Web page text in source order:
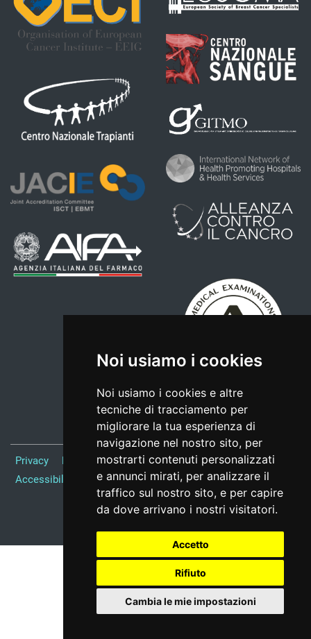
Noi usiamo i cookies
Noi usiamo i cookies e altre
tecniche di tracciamento per
migliorare la tua esperienza di
navigazione nel nostro sito, per
mostrarti contenuti personalizzati
e annunci mirati, per analizzare il
traffico sul nostro sito, e per capire
da dove arrivano i nostri visitatori.
Accetto
Rifiuto
Cambia le mie impostazioni
Privacy Note Legali Responsabile del sito
Credits
Accessibilità
Preferenze cookie
Realizzato da